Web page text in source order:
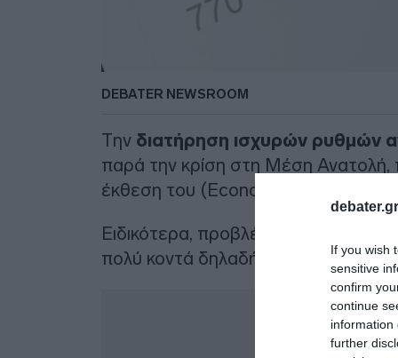
If you wish
sensitive
confirm
continue
information
further
DEBATER NEWSROOM
Την διατήρηση ισχυρών ρυθμών
παρά την κρίση στη Μέση Ανατολή,
έκθεση του (Economic Outlook).
Ειδικότερα, προβλέπει ότι το ΑΕΠ
πολύ κοντά δηλαδή στο 2,1% που